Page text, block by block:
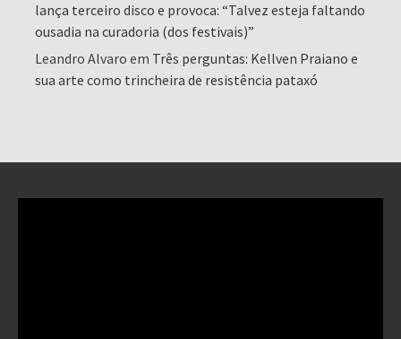
lança terceiro disco e provoca: “Talvez esteja faltando
ousadia na curadoria (dos festivais)”
Leandro Alvaro em Três perguntas: Kellven Praiano e
sua arte como trincheira de resistência pataxó